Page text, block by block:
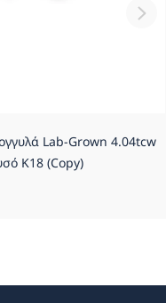
Lab-Grown 4.04tcw
K18 (Copy)